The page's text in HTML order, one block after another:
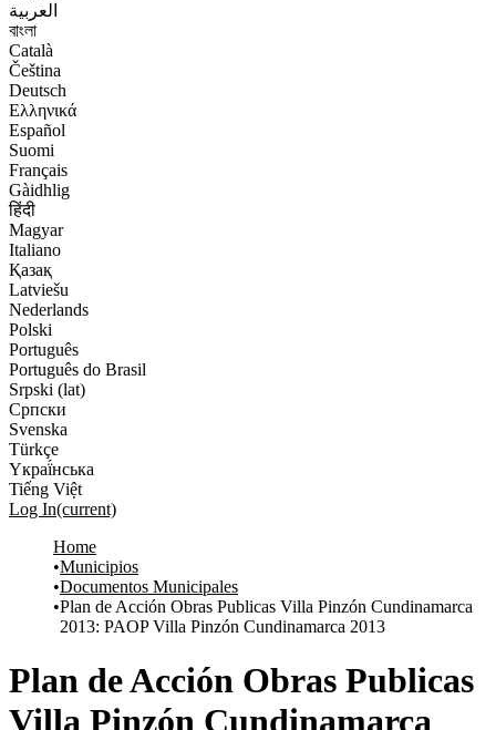
العربية
বাংলা
Català
Čeština
Deutsch
Ελληνικά
Español
Suomi
Français
Gàidhlig
हिंदी
Magyar
Italiano
Қазақ
Latviešu
Nederlands
Polski
Português
Português do Brasil
Srpski (lat)
Српски
Svenska
Türkçe
Yкраї́нська
Tiếng Việt
Log In(current)
Home
Municipios
Documentos Municipales
Plan de Acción Obras Publicas Villa Pinzón Cundinamarca
2013: PAOP Villa Pinzón Cundinamarca 2013
Plan de Acción Obras Publicas
Villa Pinzón Cundinamarca